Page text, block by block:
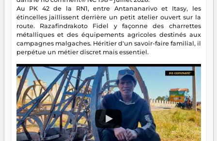
Au PK 42 de la RN1, entre Antananarivo et Itasy, les
étincelles jaillissent derrière un petit atelier ouvert sur la
route. Razafindrakoto Fidel y façonne des charrettes
métalliques et des équipements agricoles destinés aux
campagnes malgaches. Héritier d'un savoir-faire familial, il
perpétue un métier discret mais essentiel.